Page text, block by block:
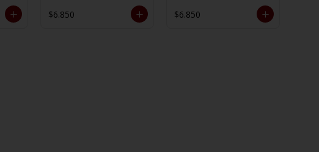
$6.850 $6.850